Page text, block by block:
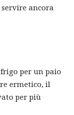
ancora
per un paio
ermetico, il
per più